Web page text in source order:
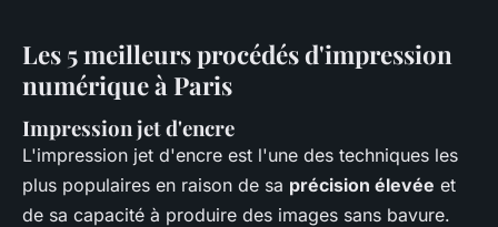
Les 5 meilleurs procédés d'impression
numérique à Paris
Impression jet d'encre
L'impression jet d'encre est l'une des techniques les
plus populaires en raison de sa précision élevée et
de sa capacité à produire des images sans bavure.